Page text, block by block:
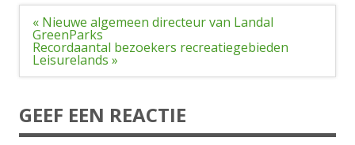
Bericht
navigatie
« Nieuwe algemeen directeur van Landal
GreenParks
Recordaantal bezoekers recreatiegebieden
Leisurelands »
GEEF EEN REACTIE